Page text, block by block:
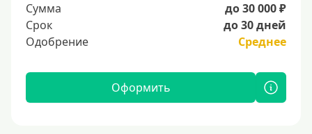
Сумма
до 30 000 ₽
Срок
до 30 дней
Одобрение
Среднее
Оформить